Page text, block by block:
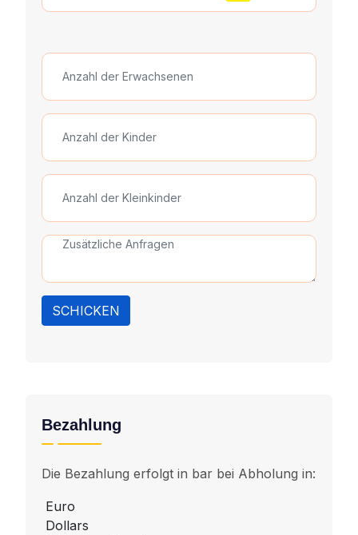
SCHICKEN
Bezahlung
Die Bezahlung erfolgt in bar bei Abholung in:
Euro
Dollars